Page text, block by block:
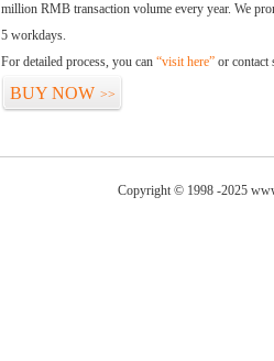
million RMB transaction volume every year. We
5 workdays.
For detailed process, you can “visit here” or contact
BUY NOW >>
Copyright © 1998 -2025